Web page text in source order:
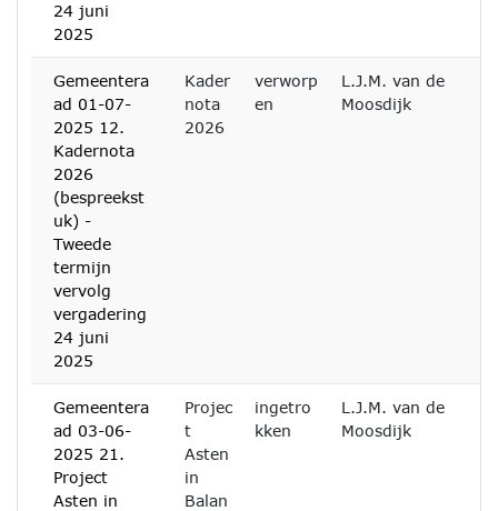
24 juni
2025
Gemeentera
ad 01-07-
2025 12.
Kadernota
2026
(bespreekst
uk) -
Tweede
termijn
vervolg
vergadering
24 juni
2025
Kader
nota
2026
verworp
en
L.J.M. van de
Moosdijk
Gemeentera
ad 03-06-
2025 21.
Project
Asten in
Projec
t
Asten
in
Balan
ingetro
kken
L.J.M. van de
Moosdijk